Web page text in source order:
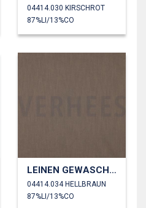
04414.030 KIRSCHROT
87%LI/13%CO
LEINEN GEWASCHEN 230 GM2
04414.034 HELLBRAUN
87%LI/13%CO